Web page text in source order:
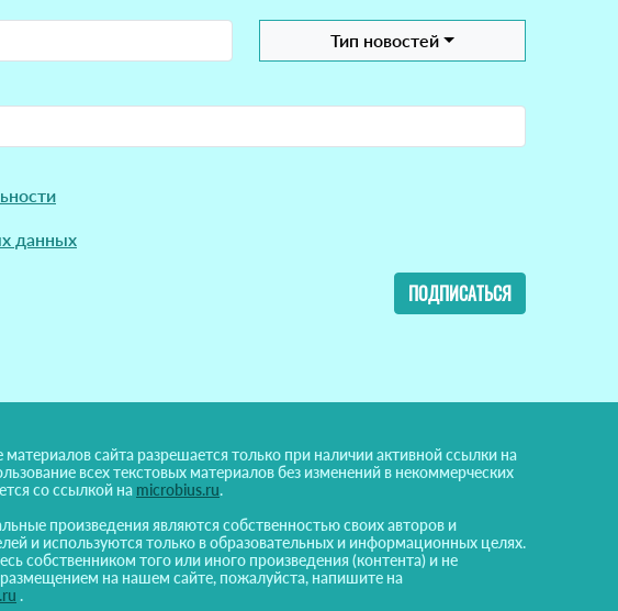
Тип новостей
данных
ПОДПИСАТЬСЯ
материалов сайта разрешается только при наличии активной ссылки на
всех текстовых материалов без изменений в некоммерческих
со ссылкой на microbius.ru.
произведения являются собственностью своих авторов и
и используются только в образовательных и информационных целях.
собственником того или иного произведения (контента) и не
размещением на нашем сайте, пожалуйста, напишите на
.